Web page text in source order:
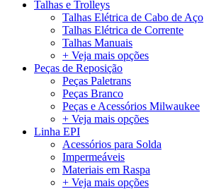
Talhas e Trolleys
Talhas Elétrica de Cabo de Aço
Talhas Elétrica de Corrente
Talhas Manuais
+ Veja mais opções
Peças de Reposição
Peças Paletrans
Peças Branco
Peças e Acessórios Milwaukee
+ Veja mais opções
Linha EPI
Acessórios para Solda
Impermeáveis
Materiais em Raspa
+ Veja mais opções